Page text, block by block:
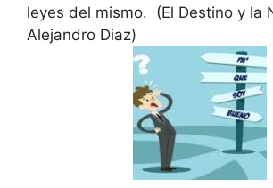
leyes del mismo. (El Destino y la
Alejandro Diaz)